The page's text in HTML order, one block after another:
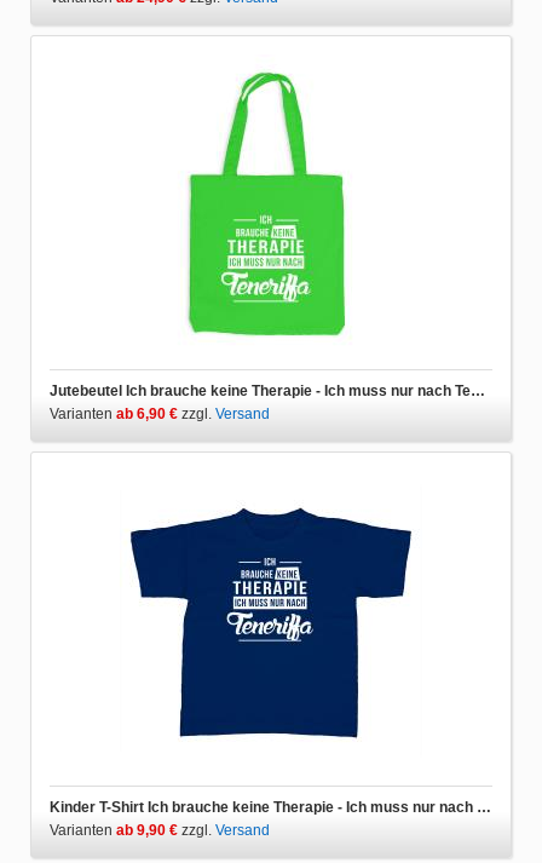
Jutebeutel Ich brauche keine Therapie - Ich muss nur nach Teneriffa
Varianten ab 6,90 € zzgl. Versand
Kinder T-Shirt Ich brauche keine Therapie - Ich muss nur nach Teneriffa
Varianten ab 9,90 € zzgl. Versand